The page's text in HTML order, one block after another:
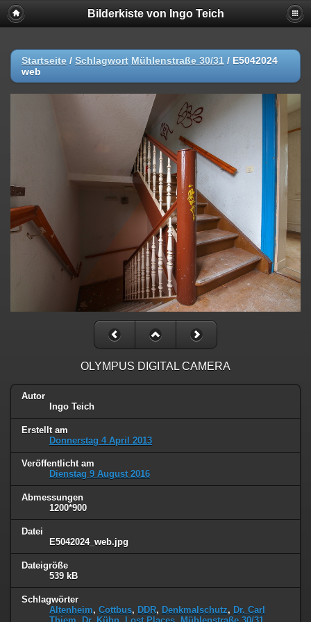
Bilderkiste von Ingo Teich
Startseite / Schlagwort Mühlenstraße 30/31 / E5042024
web
OLYMPUS DIGITAL CAMERA
Autor
Ingo Teich
Erstellt am
Donnerstag 4 April 2013
Veröffentlicht am
Dienstag 9 August 2016
Abmessungen
1200*900
Datei
E5042024_web.jpg
Dateigröße
539 kB
Schlagwörter
Altenheim, Cottbus, DDR, Denkmalschutz, Dr. Carl